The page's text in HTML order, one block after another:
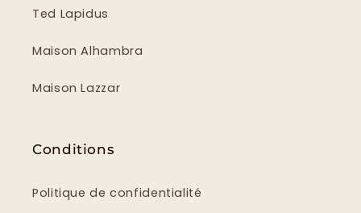
Ted Lapidus
Maison Alhambra
Maison Lazzar
Conditions
Politique de confidentialité